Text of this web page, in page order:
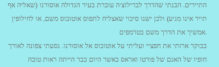
התיירים. הבנתי שהדרך לברילוצ׳ה עוברת בעיר הגדולה אוסורנו (שאליה אף
תייר אינו מגיע) ולכן ישנו סיכוי שאצליח לתפוס אוטובוס משם, או לחילופין
אמשיך את הדרך משם בטרמפים.
בבוקר ארזתי את חפציי ועליתי על אוטובוס אל אוסורנו. נסעתי צפונה לאורך
חופיו של האגם של פורטו ואראס כאשר היום כבר הייתה ראות טובה